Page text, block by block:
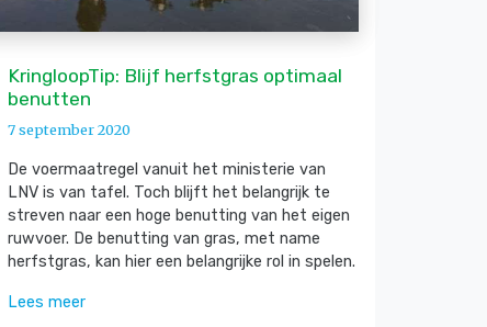
KringloopTip: Blijf herfstgras optimaal
benutten
7 september 2020
De voermaatregel vanuit het ministerie van
LNV is van tafel. Toch blijft het belangrijk te
streven naar een hoge benutting van het eigen
ruwvoer. De benutting van gras, met name
herfstgras, kan hier een belangrijke rol in spelen.
Lees meer